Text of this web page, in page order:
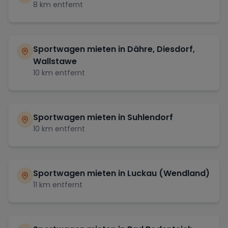
8 km entfernt
Sportwagen mieten in Dähre, Diesdorf,
Wallstawe
10 km entfernt
Sportwagen mieten in Suhlendorf
10 km entfernt
Sportwagen mieten in Luckau (Wendland)
11 km entfernt